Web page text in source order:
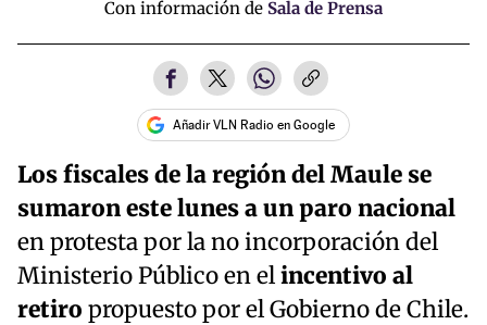
Con información de Sala de Prensa
Añadir VLN Radio en Google
Los fiscales de la región del Maule se
sumaron este lunes a un paro nacional
en protesta por la no incorporación del
Ministerio Público en elincentivo al
retiro propuesto por el Gobierno de Chile.